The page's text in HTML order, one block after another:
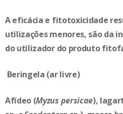
A eficácia e fitotoxicidade
utilizações menores, são da
do utilizador do produto
Beringela (ar livre)
Afídeo (Myzus persicae),